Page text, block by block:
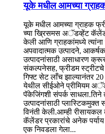
यूके मधील आमच्या
यूके मधील आमच्या ग्राहक
च्या ख्रिसमस अॅडव्हेंट
केली आणि ग्राहकांमध्ये
अपवादात्मक उत्पादने,
उत्पादनांसाठी असाधारण
संकल्पनेसह, फ्रीडम
गिफ्ट सेट लाँच झाल्यानंतर
येथील सीईओने प्रीमियम
पॅकेजिंगशी संपर्क साधला.तिने
उत्पादनांसाठी प्लास्टिकमुक्त
विनंती केली.आम्ही
कॅलेंडर प्रकारांचे अनेक पर्याय
एक निवडला गेला...